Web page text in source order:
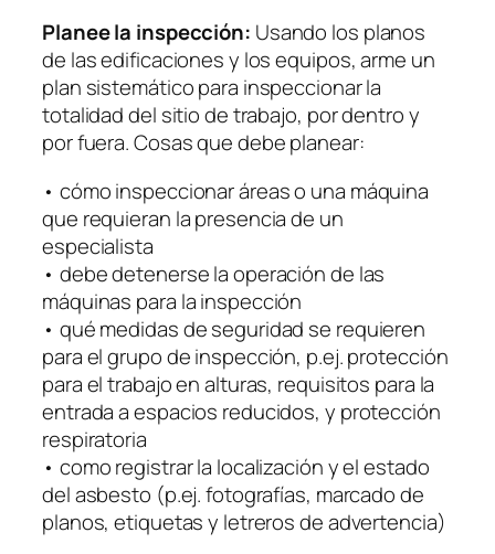
Planee la inspección: Usando los planos
de las edificaciones y los equipos, arme un
plan sistemático para inspeccionar la
totalidad del sitio de trabajo, por dentro y
por fuera. Cosas que debe planear:
• cómo inspeccionar áreas o una máquina
que requieran la presencia de un
especialista
• debe detenerse la operación de las
máquinas para la inspección
• qué medidas de seguridad se requieren
para el grupo de inspección, p.ej. protección
para el trabajo en alturas, requisitos para la
entrada a espacios reducidos, y protección
respiratoria
• como registrar la localización y el estado
del asbesto (p.ej. fotografías, marcado de
planos, etiquetas y letreros de advertencia)